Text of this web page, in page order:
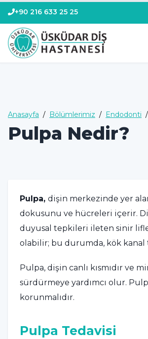
+90 216 633 25 25
Anasayfa / Bölümlerimiz / Endodonti /
Pulpa Nedir?
Pulpa, dişin merkezinde yer
dokusunu ve hücreleri içerir.
duyusal tepkileri ileten sinir
olabilir; bu durumda, kök
Pulpa, dişin canlı kısmıdır ve
sürdürmeye yardımcı olur.
korunmalıdır.
Pulpa Tedavisi